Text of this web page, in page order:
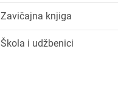
Zavičajna knjiga
Škola i udžbenici